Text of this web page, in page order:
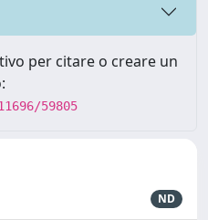
per citare o creare un
59805
ND